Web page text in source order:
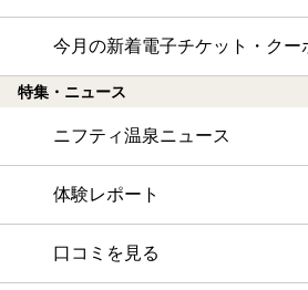
今月の新着電子チケット・クー
特集・ニュース
ニフティ温泉ニュース
体験レポート
口コミを見る